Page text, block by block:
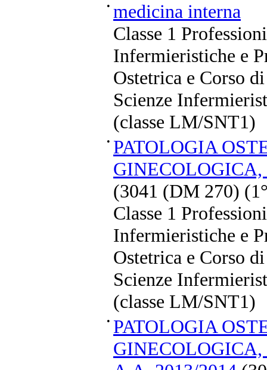
• medicina interna
Classe 1
Infermieristiche e
Ostetrica e Corso
Scienze
(classe LM/SNT1)
• PATOLOGIA
GINECOLOGICA,
(3041 (DM 270)
Classe 1
Infermieristiche e
Ostetrica e Corso
Scienze
(classe LM/SNT1)
• PATOLOGIA
GINECOLOGICA,